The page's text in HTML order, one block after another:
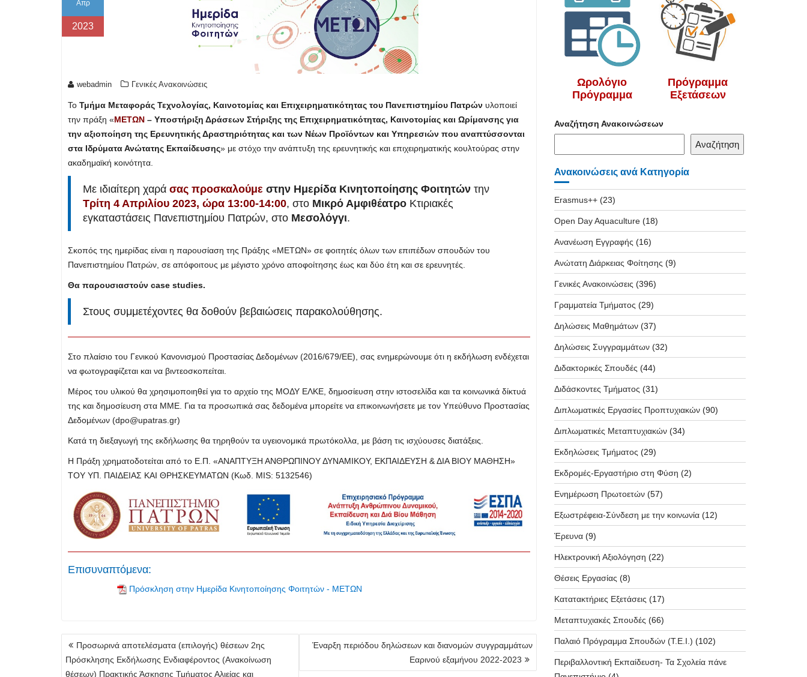
Απρ
2023
webadmin Γενικές Ανακοινώσεις
Το Τμήμα Μεταφοράς Τεχνολογίας, Καινοτομίας και Επιχειρηματικότητας του Πανεπιστημίου Πατρών υλοποιεί
την πράξη «ΜΕΤΩΝ – Υποστήριξη Δράσεων Στήριξης της Επιχειρηματικότητας, Καινοτομίας και Ωρίμανσης για
την αξιοποίηση της Ερευνητικής Δραστηριότητας και των Νέων Προϊόντων και Υπηρεσιών που αναπτύσσονται
στα Ιδρύματα Ανώτατης Εκπαίδευσης» με στόχο την ανάπτυξη της ερευνητικής και επιχειρηματικής κουλτούρας στην
ακαδημαϊκή κοινότητα.
Με ιδιαίτερη χαρά σας προσκαλούμε στην Ημερίδα Κινητοποίησης Φοιτητών την
Τρίτη 4 Απριλίου 2023, ώρα 13:00-14:00, στο Μικρό Αμφιθέατρο Κτιριακές
εγκαταστάσεις Πανεπιστημίου Πατρών, στο Μεσολόγγι.
Σκοπός της ημερίδας είναι η παρουσίαση της Πράξης «ΜΕΤΩΝ» σε φοιτητές όλων των επιπέδων σπουδών του
Πανεπιστημίου Πατρών, σε απόφοιτους με μέγιστο χρόνο αποφοίτησης έως και δύο έτη και σε ερευνητές.
Θα παρουσιαστούν case studies.
Στους συμμετέχοντες θα δοθούν βεβαιώσεις παρακολούθησης.
Στο πλαίσιο του Γενικού Κανονισμού Προστασίας Δεδομένων (2016/679/ΕΕ), σας ενημερώνουμε ότι η εκδήλωση ενδέχεται
να φωτογραφίζεται και να βιντεοσκοπείται.
Μέρος του υλικού θα χρησιμοποιηθεί για το αρχείο της ΜΟΔΥ ΕΛΚΕ, δημοσίευση στην ιστοσελίδα και τα κοινωνικά δίκτυά
της και δημοσίευση στα ΜΜΕ. Για τα προσωπικά σας δεδομένα μπορείτε να επικοινωνήσετε με τον Υπεύθυνο Προστασίας
Δεδομένων (dpo@upatras.gr)
Κατά τη διεξαγωγή της εκδήλωσης θα τηρηθούν τα υγειονομικά πρωτόκολλα, με βάση τις ισχύουσες διατάξεις.
Η Πράξη χρηματοδοτείται από το Ε.Π. «ΑΝΑΠΤΥΞΗ ΑΝΘΡΩΠΙΝΟΥ ΔΥΝΑΜΙΚΟΥ, ΕΚΠΑΙΔΕΥΣΗ & ΔΙΑ ΒΙΟΥ ΜΑΘΗΣΗ»
ΤΟΥ ΥΠ. ΠΑΙΔΕΙΑΣ ΚΑΙ ΘΡΗΣΚΕΥΜΑΤΩΝ (Κωδ. MIS: 5132546)
Επισυναπτόμενα:
Πρόσκληση στην Ημερίδα Κινητοποίησης Φοιτητών - ΜΕΤΩΝ
Πλοήγηση
άρθρων
Προσωρινά αποτελέσματα (επιλογής) θέσεων 2ης
Πρόσκλησης Εκδήλωσης Ενδιαφέροντος (Ανακοίνωση
θέσεων) Πρακτικής Άσκησης Τμήματος Αλιείας και
Έναρξη περιόδου δηλώσεων και διανομών συγγραμμάτων
Εαρινού εξαμήνου 2022-2023
Ωρολόγιο
Πρόγραμμα
Πρόγραμμα
Εξετάσεων
Αναζήτηση Ανακοινώσεων
Αναζήτηση
Ανακοινώσεις ανά Κατηγορία
Erasmus++(23)
Open Day Aquaculture(18)
Ανανέωση Εγγραφής (16)
Ανώτατη Διάρκειας Φοίτησης (9)
Γενικές Ανακοινώσεις (396)
Γραμματεία Τμήματος (29)
Δηλώσεις Μαθημάτων(37)
Δηλώσεις Συγγραμμάτων(32)
Διδακτορικές Σπουδές (44)
Διδάσκοντες Τμήματος (31)
Διπλωματικές Εργασίες Προπτυχιακών(90)
Διπλωματικές Μεταπτυχιακών(34)
Εκδηλώσεις Τμήματος (29)
Εκδρομές-Εργαστήριο στη Φύση (2)
Ενημέρωση Πρωτοετών(57)
Εξωστρέφεια-Σύνδεση με την κοινωνία(12)
Έρευνα(9)
Ηλεκτρονική Αξιολόγηση (22)
Θέσεις Εργασίας (8)
Κατατακτήριες Εξετάσεις (17)
Μεταπτυχιακές Σπουδές (66)
Παλαιό Πρόγραμμα Σπουδών (T.E.I.) (102)
Περιβαλλοντική Εκπαίδευση- Τα Σχολεία πάνε